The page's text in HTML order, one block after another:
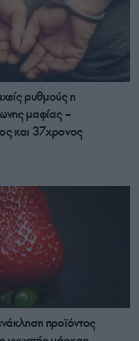
ρυθμούς η
μαφίας –
και 37χρονος
προϊόντος